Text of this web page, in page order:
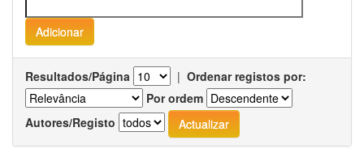
Resultados/Página | Ordenar registos por:
Por ordem
Autores/Registo